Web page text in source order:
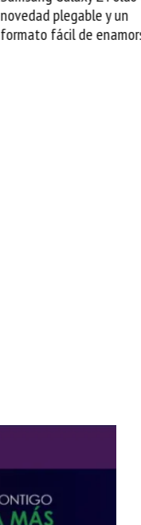
millones de dólares y valida
el crédito del venezolano